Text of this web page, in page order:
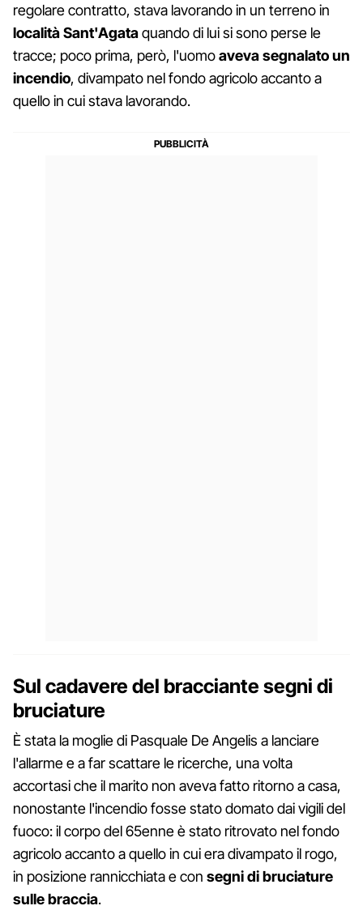
regolare contratto, stava lavorando in un terreno in
località Sant'Agataquando di lui si sono perse le
tracce; poco prima, però, l'uomoaveva segnalato un
incendio, divampato nel fondo agricolo accanto a
quello in cui stava lavorando.
Sul cadavere del bracciante segni di
bruciature
È stata la moglie di Pasquale De Angelis a lanciare
l'allarme e a far scattare le ricerche, una volta
accortasi che il marito non aveva fatto ritorno a casa,
nonostante l'incendio fosse stato domato dai vigili del
fuoco: il corpo del 65enne è stato ritrovato nel fondo
agricolo accanto a quello in cui era divampato il rogo,
in posizione rannicchiata e con segni di bruciature
sulle braccia.